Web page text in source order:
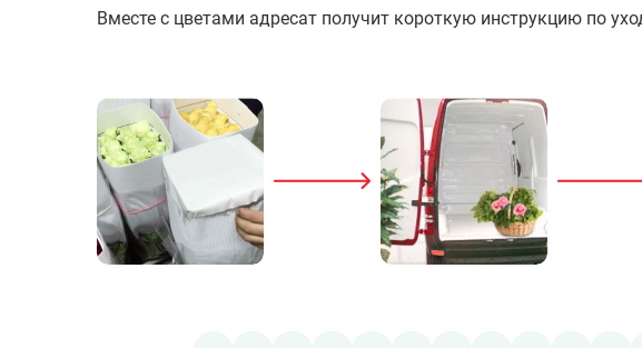
Вместе с цветами адресат получит короткую инструкцию по